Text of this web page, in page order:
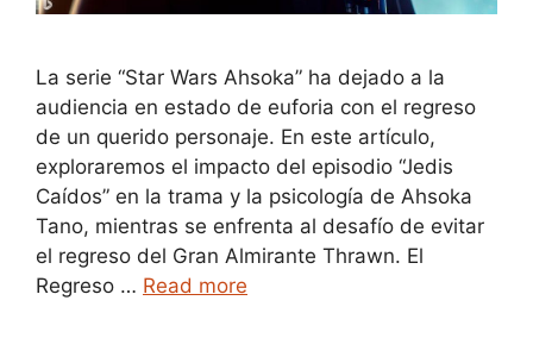
La serie “Star Wars Ahsoka” ha dejado a la
audiencia en estado de euforia con el regreso
de un querido personaje. En este artículo,
exploraremos el impacto del episodio “Jedis
Caídos” en la trama y la psicología de Ahsoka
Tano, mientras se enfrenta al desafío de evitar
el regreso del Gran Almirante Thrawn. El
Regreso … Read more